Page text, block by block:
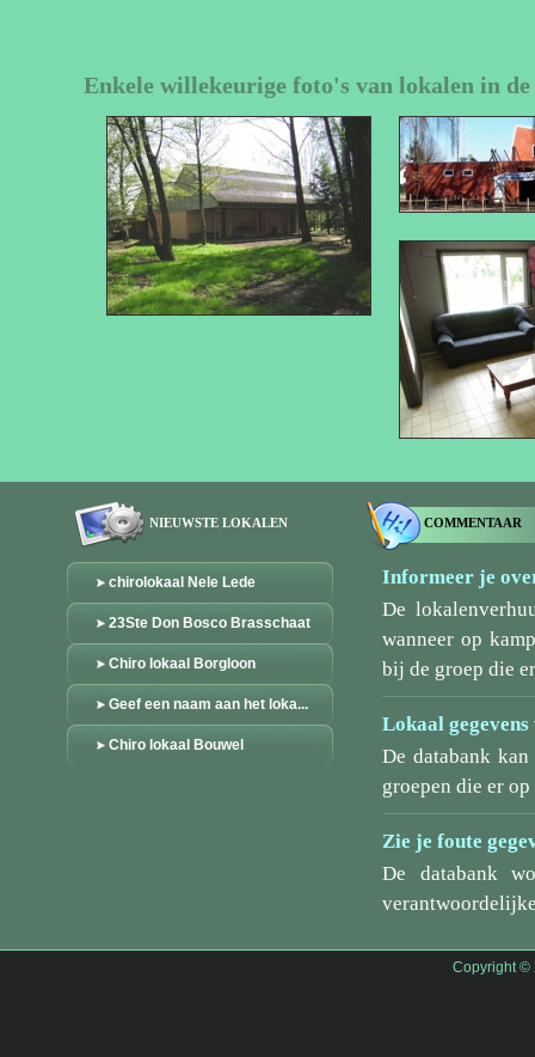
Enkele willekeurige foto's van lokalen in de
NIEUWSTE LOKALEN
chirolokaal Nele Lede
23Ste Don Bosco Brasschaat
Chiro lokaal Borgloon
Geef een naam aan het loka...
Chiro lokaal Bouwel
COMMENTAAR
Informeer je
De
wanneer op
bij de groep die
Lokaal
De databank
groepen die er
Zie je foute
De databank
Copyright ©